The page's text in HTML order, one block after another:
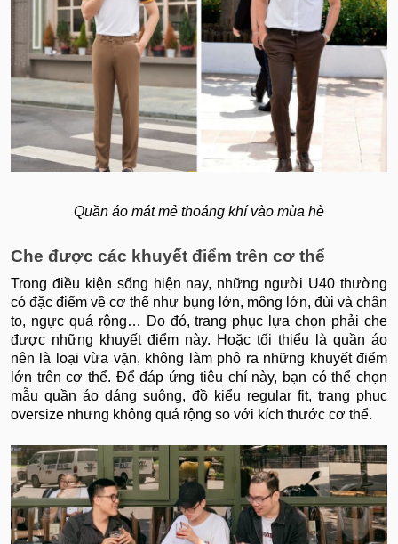
Quần áo mát mẻ thoáng khí vào mùa hè
Che được các khuyết điểm trên cơ thể
Trong điều kiện sống hiện nay, những người U40 thường
có đặc điểm về cơ thể như bụng lớn, mông lớn, đùi và chân
to, ngực quá rộng… Do đó, trang phục lựa chọn phải che
được những khuyết điểm này. Hoặc tối thiểu là quần áo
nên là loại vừa vặn, không làm phô ra những khuyết điểm
lớn trên cơ thể. Để đáp ứng tiêu chí này, bạn có thể chọn
mẫu quần áo dáng suông, đồ kiểu regular fit, trang phục
oversize nhưng không quá rộng so với kích thước cơ thể.